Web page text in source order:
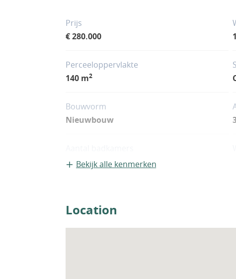
Prijs
€ 280.000
Perceeloppervlakte
140 m2
Bouwvorm
Nieuwbouw
3 Bekijk alle kenmerken
Location